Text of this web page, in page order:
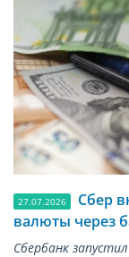
27.07.2026
Сбер
валюты через
Сбербанк